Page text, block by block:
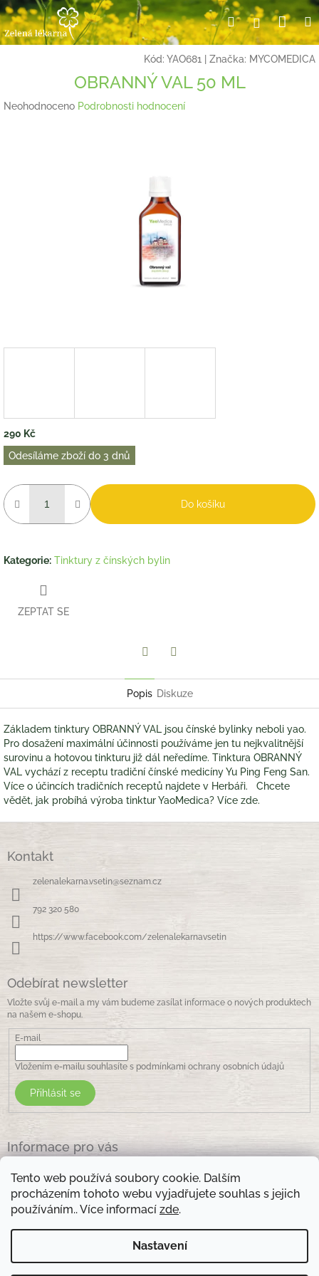
Tento web používá soubory cookie. Dalším
procházením tohoto webu vyjadřujete souhlas s jejich
používáním.. Více informací zde.
Nastavení
Přejít
na
obsah
HledatPřihlášení
Kód: YAO681 Značka: MYCOMEDICA
OBRANNÝ VAL 50 ML
Průměrné
Neohodnoceno Podrobnosti hodnocení
290 Kč
Měrná
cena:
Odesíláme zboží do 3 dnů
Do košíku
Kategorie: Tinktury z čínských bylin
ZEPTAT SE
Popis Diskuze
Základem tinktury OBRANNÝ VAL jsou čínské bylinky neboli yao.
Pro dosažení maximální účinnosti používáme jen tu nejkvalitnější
surovinu a hotovou tinkturu již dál neředíme. Tinktura OBRANNÝ
VAL vychází z receptu tradiční čínské medicíny Yu Ping Feng San.
Více o účincích tradičních receptů najdete v Herbáři. Chcete
vědět, jak probíhá výroba tinktur YaoMedica? Více zde.
Kontakt
zelenalekarna.vsetin@seznam.cz
792 320 580
https://www.facebook.com/zelenalekarnavsetin
Odebírat newsletter
Vložte svůj e-mail a my vám budeme zasílat informace o nových produktech
na našem e-shopu.
E-mail
Vložením e-mailu souhlasíte s podmínkami ochrany osobních údajů
Přihlásit se
Informace pro vás
Obchodní podmínky
Podmínky ochrany osobních údajů
Kontakty
Otevírací doba prodejny: pondělí - pátek - 8.30 -17.00 , sobota 9.00-11 .00